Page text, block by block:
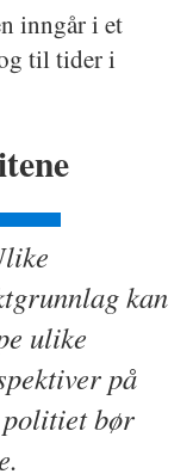
inngår i et
til tider i
kan
ulike
på
politiet bør